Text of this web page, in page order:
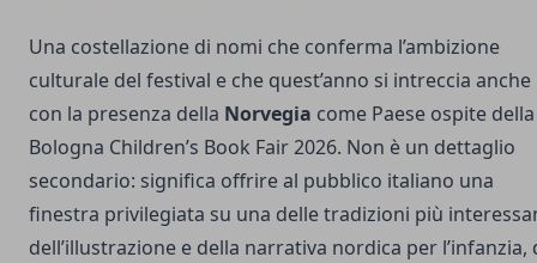
Una costellazione di nomi che conferma l’ambizione
culturale del festival e che quest’anno si intreccia anche
con la presenza della Norvegia come Paese ospite della
Bologna Children’s Book Fair 2026. Non è un dettaglio
secondario: significa offrire al pubblico italiano una
finestra privilegiata su una delle tradizioni più
dell’illustrazione e della narrativa nordica per l’infanzia,